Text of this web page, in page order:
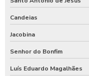
Candeias
Jacobina
Senhor do Bonfim
Luís Eduardo Magalhães